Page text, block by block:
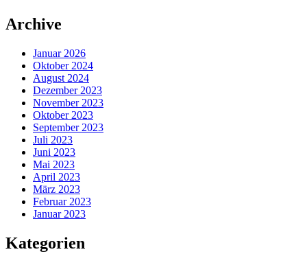
Zum
Inhalt
Archive
Januar 2026
Oktober 2024
August 2024
Dezember 2023
November 2023
Oktober 2023
September 2023
Juli 2023
Juni 2023
Mai 2023
April 2023
März 2023
Februar 2023
Januar 2023
Kategorien